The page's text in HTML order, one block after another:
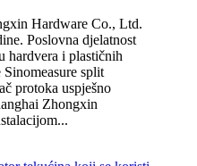
Hardware Co., Ltd.
Poslovna djelatnost
hardvera i plastičnih
split
protoka uspješno
Zhongxin